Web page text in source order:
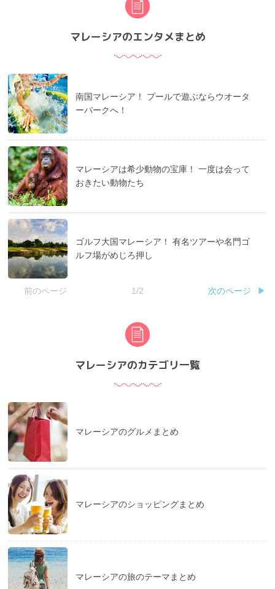
マレーシアのエンタメまとめ
南国マレーシア！ プールで遊ぶならウオータ
ーパークへ！
マレーシアは希少動物の宝庫！ 一度は会って
おきたい動物たち
ゴルフ大国マレーシア！ 有名ツアーや名門ゴ
ルフ場がめじろ押し
前のページ 1/2 次のページ
マレーシアのカテゴリ一覧
マレーシアのグルメまとめ
マレーシアのショッピングまとめ
マレーシアの旅のテーマまとめ